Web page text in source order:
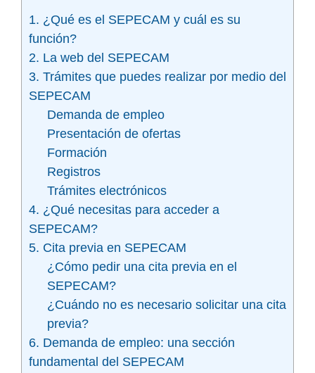
1. ¿Qué es el SEPECAM y cuál es su
función?
2. La web del SEPECAM
3. Trámites que puedes realizar por medio del
SEPECAM
Demanda de empleo
Presentación de ofertas
Formación
Registros
Trámites electrónicos
4. ¿Qué necesitas para acceder a
SEPECAM?
5. Cita previa en SEPECAM
¿Cómo pedir una cita previa en el
SEPECAM?
¿Cuándo no es necesario solicitar una cita
previa?
6. Demanda de empleo: una sección
fundamental del SEPECAM